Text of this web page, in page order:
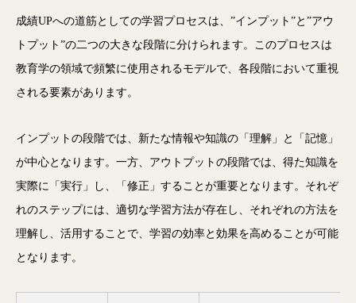
成績UPへの道筋としての学習プロセスは、”インプット”と”アウ
トプット”の二つの大きな段階に分けられます。このプロセスは
教育学の領域で頻繁に使用されるモデルで、各段階において重視
される要素があります。
インプットの段階では、新たな情報や知識の「理解」と「記憶」
が中心となります。一方、アウトプットの段階では、得た知識を
実際に「実行」し、「修正」することが重要となります。それぞ
れのステップには、適切な学習方法が存在し、それぞれの方法を
理解し、活用することで、学習の効率と効果を高めることが可能
となります。